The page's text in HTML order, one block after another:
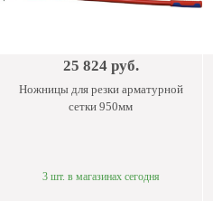
25 824 руб.
Ножницы для резки арматурной
сетки 950мм
3 шт. в магазинах сегодня